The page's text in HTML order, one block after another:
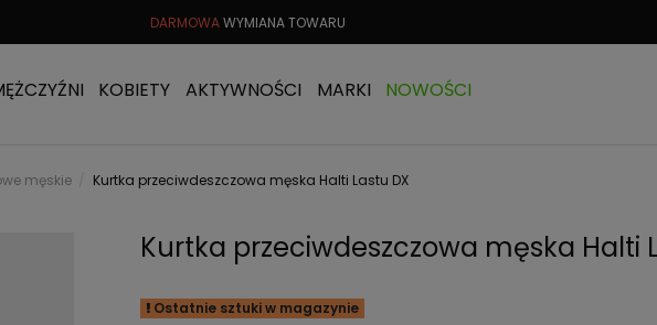
DARMOWAWYMIANA TOWARU
KOBIETY AKTYWNOŚCI MARKI
NOWOŚCI
męskie Kurtka przeciwdeszczowa męska Halti Lastu DX
Kurtka przeciwdeszczowa męska Halti
Ostatnie sztuki w magazynie